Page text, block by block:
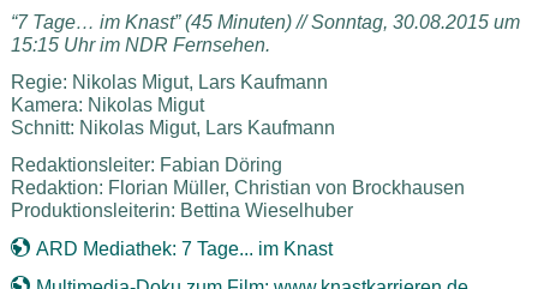
“7 Tage… im Knast” (45 Minuten) // Sonntag, 30.08.2015 um
15:15 Uhr im NDR Fernsehen.
Regie: Nikolas Migut, Lars Kaufmann
Kamera: Nikolas Migut
Schnitt: Nikolas Migut, Lars Kaufmann
Redaktionsleiter: Fabian Döring
Redaktion: Florian Müller, Christian von Brockhausen
Produktionsleiterin: Bettina Wieselhuber
ARD Mediathek: 7 Tage... im Knast